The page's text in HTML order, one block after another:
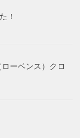
！
ーベンス）クロ